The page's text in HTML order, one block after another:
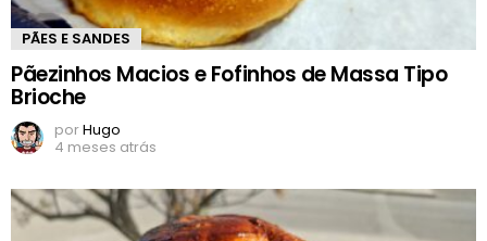
PÃES E SANDES
Pãezinhos Macios e Fofinhos de Massa Tipo
Brioche
porHugo
4 meses atrás